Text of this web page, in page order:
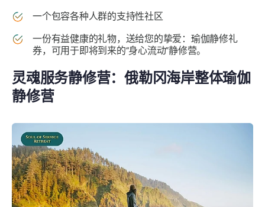
一个包容各种人群的支持性社区
一份有益健康的礼物，送给您的挚爱：瑜伽静修礼
券，可用于即将到来的“身心流动”静修营。
灵魂服务静修营：俄勒冈海岸整体瑜伽
静修营